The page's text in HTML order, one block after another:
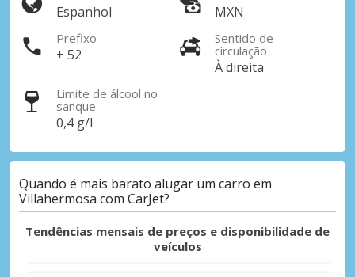
Espanhol MXN
Prefixo
+ 52
Sentido de
circulação
À direita
Limite de álcool no
sanque
0,4 g/l
Quando é mais barato alugar um carro em
Villahermosa com CarJet?
Tendências mensais de preços e disponibilidade de
veículos